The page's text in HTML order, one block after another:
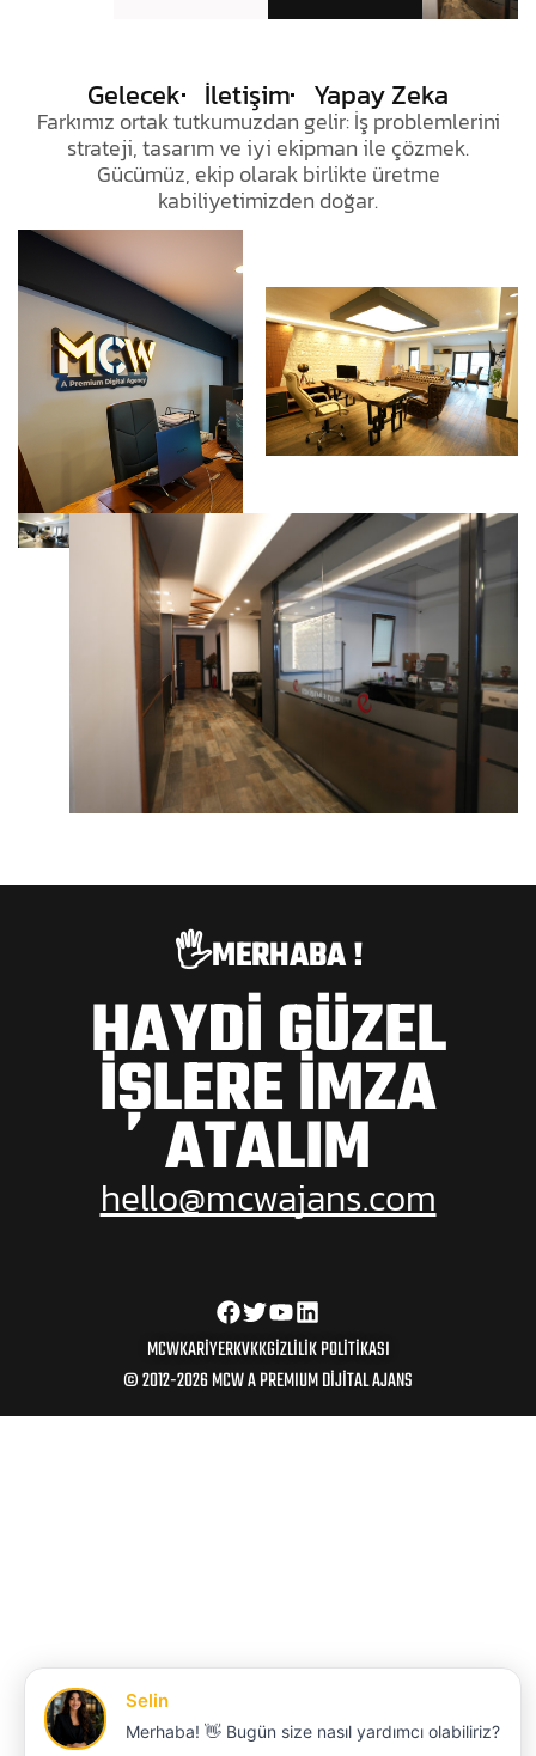
Gelecek İletişim Yapay Zeka
Farkımız ortak tutkumuzdan gelir: İş problemlerini
strateji, tasarım ve iyi ekipman ile çözmek.
Gücümüz, ekip olarak birlikte üretme
kabiliyetimizden doğar.
🖐️MERHABA !
HAYDİ GÜZEL
İŞLERE İMZA
ATALIM
hello@mcwajans.com
© 2012-2026 MCW A PREMIUM DİJİTAL AJANS
MCWKARIYERKVKKGIZLILIK POLITIKASI